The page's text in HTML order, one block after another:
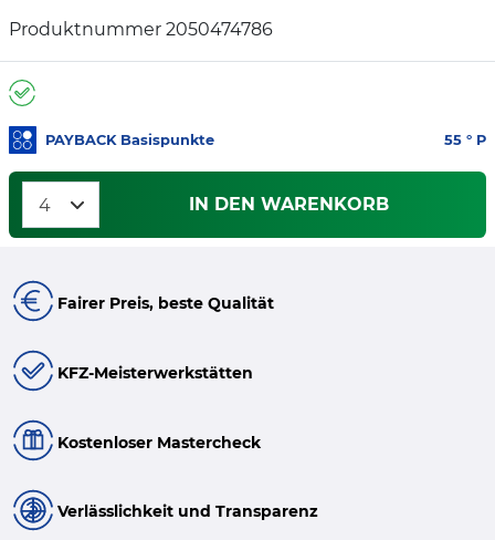
Produktnummer 2050474786
PAYBACK Basispunkte 55 ° P
IN DEN WARENKORB
Fairer Preis, beste Qualität
KFZ-Meisterwerkstätten
Kostenloser Mastercheck
Verlässlichkeit und Transparenz